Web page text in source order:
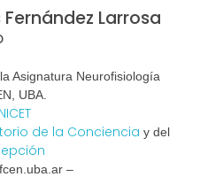
Larrosa
Asignatura Neurofisiología
UBA.
de la Conciencia y del
–